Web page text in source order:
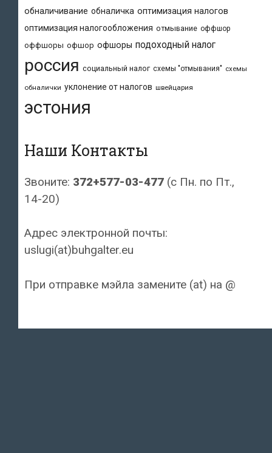
обналичивание обналичка оптимизация налогов
оптимизация налогообложения отмывание оффшор
оффшоры офшор офшоры подоходный налог
россия социальный налог схемы "отмывания" схемы
обналички уклонение от налогов швейцария
эстония
Наши Контакты
Звоните: 372+577-03-477 (с Пн. по Пт.,
14-20)
Адрес электронной почты:
uslugi(at)buhgalter.eu
При отправке мэйла замените (at) на @